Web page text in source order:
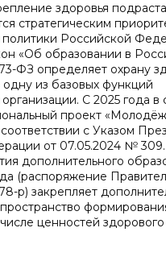
здоровья
стратегическим
политики Российской
«Об образовании в
ФЗ определяет охрану
из базовых функций
С 2025 года в
проект
с Указом
от 07.05.2024 № 309.
дополнительного
(распоряжение
р) закрепляет
ценностей